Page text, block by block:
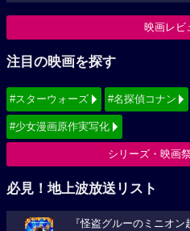
映画レビ
注目の映画を探す
#スターウォーズ #名探偵コナン
#少女漫画原作実写化
シリーズ・映画
必見！地上波放送リスト
『怪盗グルーのミニオン